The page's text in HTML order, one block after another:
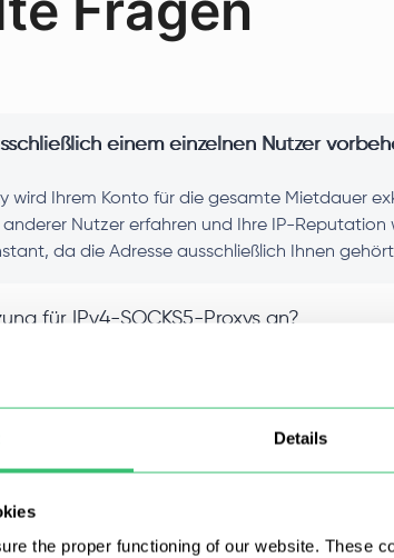
Details
the proper functioning of our website. These
einem einzelnen Nutzer
wird Ihrem Konto für die gesamte Mietdauer
Nutzer erfahren und Ihre IP-
da die Adresse ausschließlich Ihnen
für IPv4-SOCKS5-Proxys an?
Rechenzentrums-Proxy von anderen
Mengen mit einem Rabatt zu kaufen?
IPv4-Proxy nach dem Kauf nutzen?